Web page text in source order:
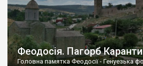
Феодосія. Пагорб
Головна памятка Феодосії - Генуезька